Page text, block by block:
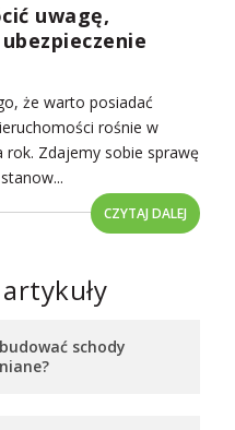
uwagę,
że warto posiadać
rośnie w
rok. Zdajemy sobie sprawę
CZYTAJ DALEJ
schody